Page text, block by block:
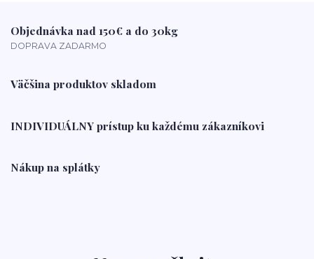
Objednávka nad 150€ a do 30kg
DOPRAVA ZADARMO
Väčšina produktov skladom
INDIVIDUÁLNY prístup ku každému zákazníkovi
Nákup na splátky